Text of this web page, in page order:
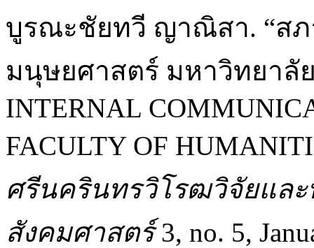
บูรณะชัยทวี ญาณิสา. “ส
มนุษยศาสตร์ มหาวิทยาลั
INTERNAL
FACULTY OF
ศรีนครินทรวิโรฒวิจัยแล
สังคมศาสตร์3, no. 5,